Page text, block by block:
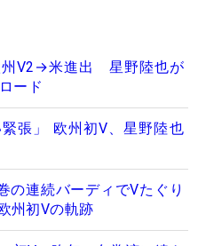
州V2→米進出 星野陸也が
ード
緊張」 欧州初V、星野陸也
の連続バーディでVたぐり
州初Vの軌跡